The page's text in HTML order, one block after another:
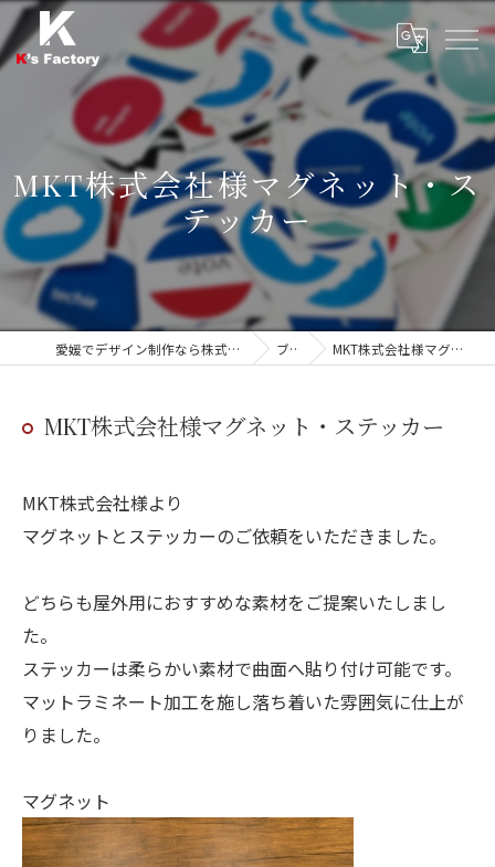
MKT株式会社様マグネット・ス
テッカー
愛媛でデザイン制作なら株式会社ケーズファクトリー ブログ MKT株式会社様マグネット・ステッカー
MKT株式会社様マグネット・ステッカー
MKT株式会社様より
マグネットとステッカーのご依頼をいただきました。
どちらも屋外用におすすめな素材をご提案いたしまし
た。
ステッカーは柔らかい素材で曲面へ貼り付け可能です。
マットラミネート加工を施し落ち着いた雰囲気に仕上が
りました。
マグネット